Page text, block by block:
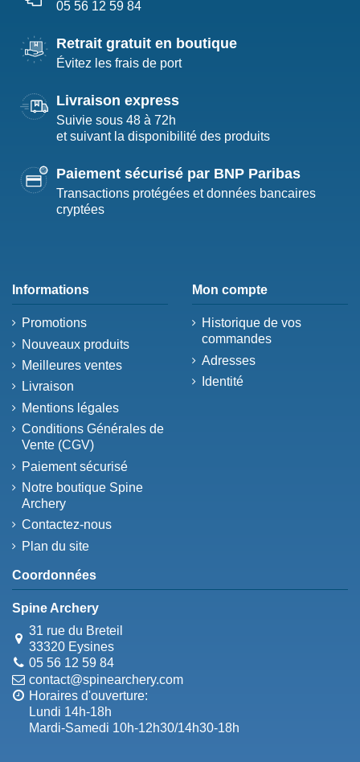
05 56 12 59 84
Retrait gratuit en boutique
Évitez les frais de port
Livraison express
Suivie sous 48 à 72h
et suivant la disponibilité des produits
Paiement sécurisé par BNP Paribas
Transactions protégées et données bancaires
cryptées
Informations
Promotions
Nouveaux produits
Meilleures ventes
Livraison
Mentions légales
Conditions Générales de
Vente (CGV)
Paiement sécurisé
Notre boutique Spine
Archery
Contactez-nous
Plan du site
Mon compte
Historique de vos
commandes
Adresses
Identité
Coordonnées
Spine Archery
31 rue du Breteil
33320 Eysines
05 56 12 59 84
contact@spinearchery.com
Horaires d'ouverture:
Lundi 14h-18h
Mardi-Samedi 10h-12h30/14h30-18h